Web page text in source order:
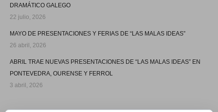
DRAMÁTICO GALEGO
22 julio, 2026
MAYO DE PRESENTACIONES Y FERIAS DE “LAS MALAS IDEAS”
26 abril, 2026
ABRIL TRAE NUEVAS PRESENTACIONES DE “LAS MALAS IDEAS” EN
PONTEVEDRA, OURENSE Y FERROL
3 abril, 2026